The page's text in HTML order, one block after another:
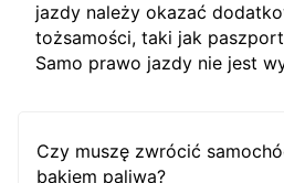
jazdy należy okazać
tożsamości, taki jak
Samo prawo jazdy nie jest
Czy muszę zwrócić
bakiem paliwa?